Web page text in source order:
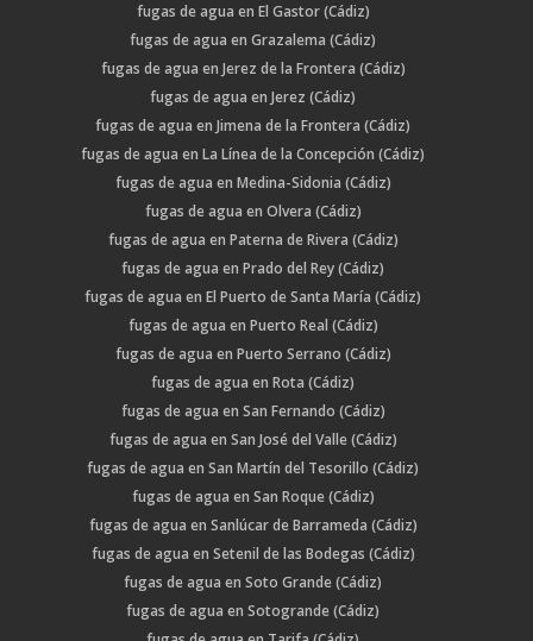
fugas de agua en El Gastor (Cádiz)
fugas de agua en Grazalema (Cádiz)
fugas de agua en Jerez de la Frontera (Cádiz)
fugas de agua en Jerez (Cádiz)
fugas de agua en Jimena de la Frontera (Cádiz)
fugas de agua en La Línea de la Concepción (Cádiz)
fugas de agua en Medina-Sidonia (Cádiz)
fugas de agua en Olvera (Cádiz)
fugas de agua en Paterna de Rivera (Cádiz)
fugas de agua en Prado del Rey (Cádiz)
fugas de agua en El Puerto de Santa María (Cádiz)
fugas de agua en Puerto Real (Cádiz)
fugas de agua en Puerto Serrano (Cádiz)
fugas de agua en Rota (Cádiz)
fugas de agua en San Fernando (Cádiz)
fugas de agua en San José del Valle (Cádiz)
fugas de agua en San Martín del Tesorillo (Cádiz)
fugas de agua en San Roque (Cádiz)
fugas de agua en Sanlúcar de Barrameda (Cádiz)
fugas de agua en Setenil de las Bodegas (Cádiz)
fugas de agua en Soto Grande (Cádiz)
fugas de agua en Sotogrande (Cádiz)